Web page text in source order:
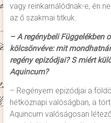
vagy reinkarnálódnak-e, én
az ő szakmai titkuk.
– A regénybeli Függelékben
kölcsönvéve: mit
regény epizódjai? S miért
Aquincum?
– Regényem epizódjai a
hétköznapi valóságban, a
Aquincum valóságosan